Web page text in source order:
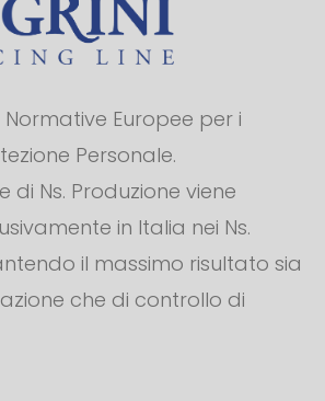
Europee per i
Personale.
di Ns. Produzione viene
in Italia nei Ns.
il massimo risultato sia
che di controllo di